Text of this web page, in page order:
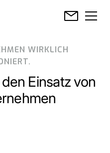
WIRKLICH
Einsatz von